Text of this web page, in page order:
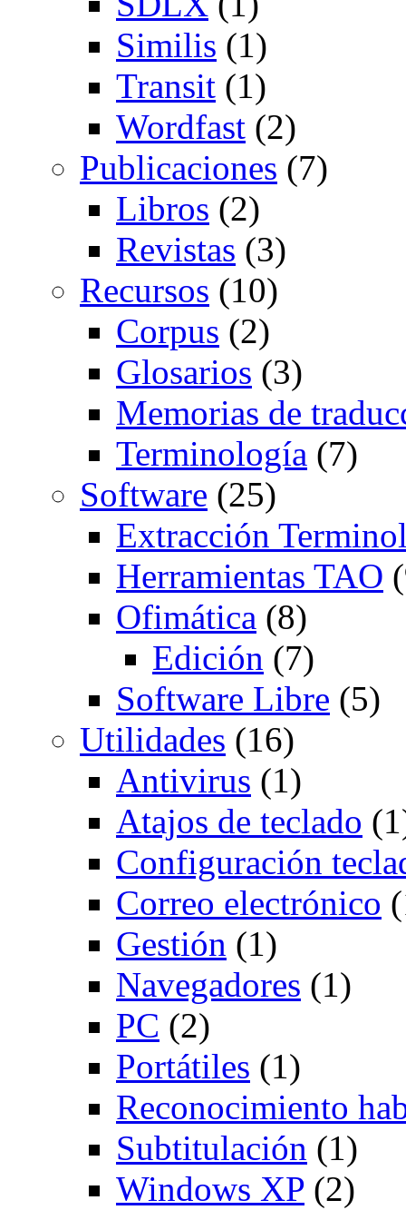
Similis (1)
Transit (1)
Wordfast (2)
Publicaciones (7)
Libros (2)
Revistas (3)
Recursos (10)
Corpus (2)
Glosarios (3)
Memorias de
Terminología (7)
Software (25)
Extracción
Herramientas TAO
Ofimática (8)
Edición (7)
Software Libre (5)
Utilidades (16)
Antivirus (1)
Atajos de teclado
Configuración
Correo electrónico
Gestión (1)
Navegadores (1)
PC (2)
Portátiles (1)
Reconocimiento
Subtitulación (1)
Windows XP (2)